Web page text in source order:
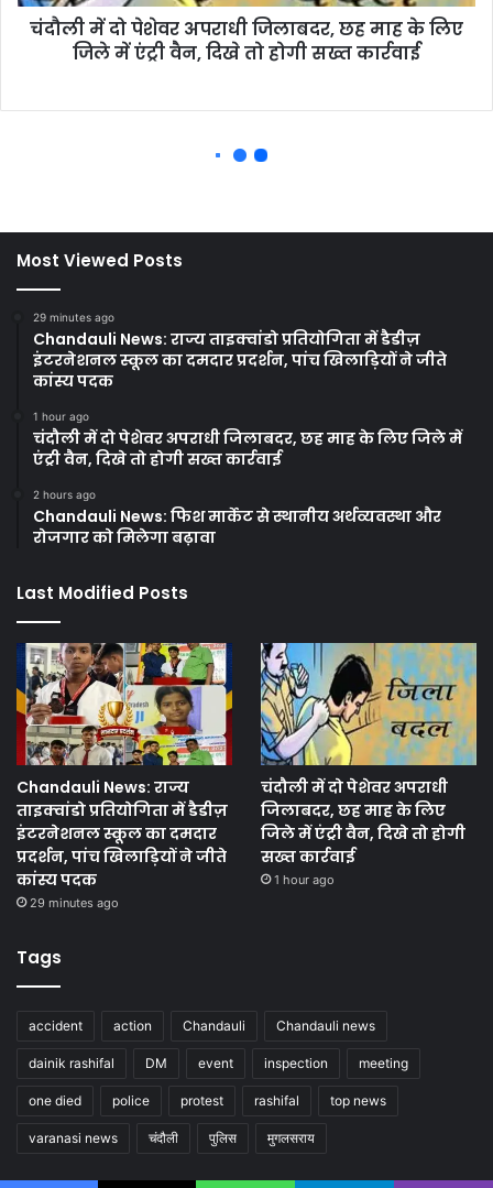
Most Viewed Posts
29 minutes ago
Chandauli News: राज्य ताइक्वांडो प्रतियोगिता में डैडीज़
इंटरनेशनल स्कूल का दमदार प्रदर्शन, पांच खिलाड़ियों ने जीते
कांस्य पदक
1 hour ago
चंदौली में दो पेशेवर अपराधी जिलाबदर, छह माह के लिए जिले में
एंट्री वैन, दिखे तो होगी सख्त कार्रवाई
2 hours ago
Chandauli News: फिश मार्केट से स्थानीय अर्थव्यवस्था और
रोजगार को मिलेगा बढ़ावा
Last Modified Posts
Chandauli News: राज्य
ताइक्वांडो प्रतियोगिता में डैडीज़
इंटरनेशनल स्कूल का दमदार
प्रदर्शन, पांच खिलाड़ियों ने जीते
कांस्य पदक
29 minutes ago
चंदौली में दो पेशेवर अपराधी
जिलाबदर, छह माह के लिए
जिले में एंट्री वैन, दिखे तो होगी
सख्त कार्रवाई
1 hour ago
Tags
accident action Chandauli Chandauli news
dainik rashifal DM event inspection meeting
one died police protest rashifal top news
varanasi news चंदौली पुलिस मुगलसराय